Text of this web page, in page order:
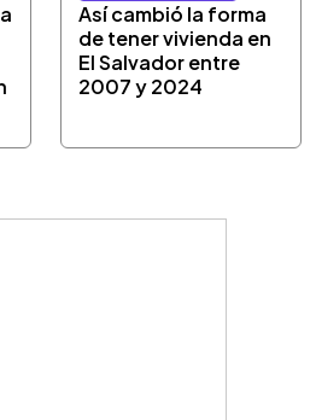
Así cambió la forma
de tener vivienda en
El Salvador entre
2007 y 2024